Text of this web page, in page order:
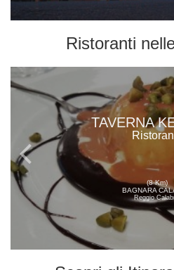
Ristoranti
TAVERNA
(8 Km)
BAGNARA
Reggio